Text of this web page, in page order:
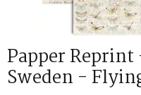
Papper
Sweden -